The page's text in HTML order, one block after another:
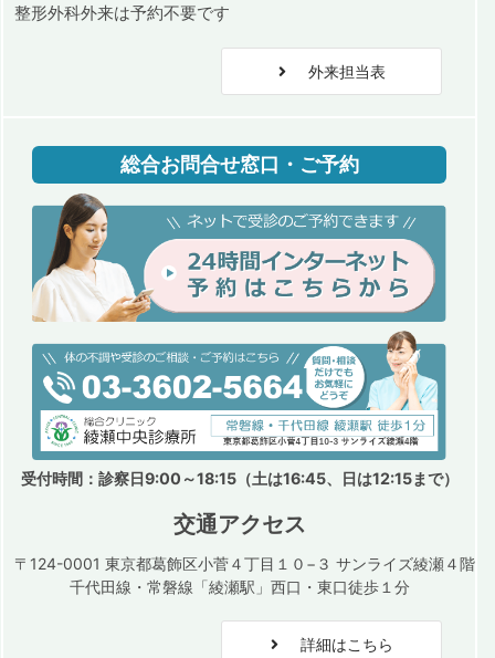
整形外科外来は予約不要です
外来担当表
総合お問合せ窓口・ご予約
受付時間：診察日9:00～18:15（土は16:45、日は12:15まで）
交通アクセス
〒124-0001 東京都葛飾区小菅４丁目１０−３ サンライズ綾瀬４階
千代田線・常磐線「綾瀬駅」西口・東口徒歩１分
詳細はこちら